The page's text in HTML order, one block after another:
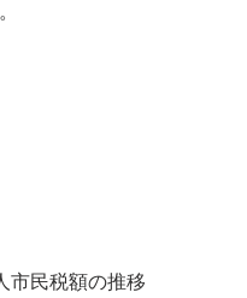
市民税額の推移